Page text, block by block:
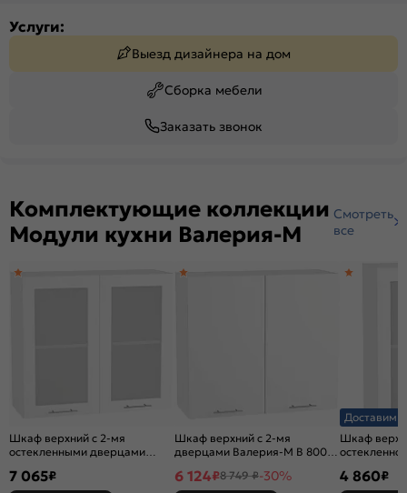
Услуги:
Выезд дизайнера на дом
Сборка мебели
Заказать звонок
Комплектующие коллекции
Модули кухни Валерия-М
Смотреть
все
Шкаф верхний с 2-мя
остекленными дверцами
глянец-Белый
7 065₽
Шкаф верхний с 2-мя
дверцами Валерия-М В 800
6 124₽8 749 ₽-30%
Доставим
Шкаф
глянец-
4 860₽